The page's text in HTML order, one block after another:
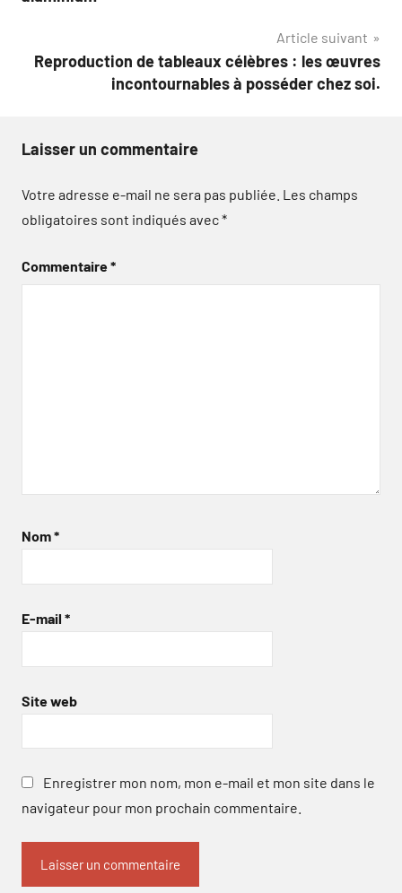
Article suivant
Reproduction de tableaux célèbres : les œuvres
incontournables à posséder chez soi.
Laisser un commentaire
Votre adresse e-mail ne sera pas publiée. Les champs
obligatoires sont indiqués avec*
Commentaire*
Nom*
E-mail *
Site web
Enregistrer mon nom, mon e-mail et mon site dans le
navigateur pour mon prochain commentaire.